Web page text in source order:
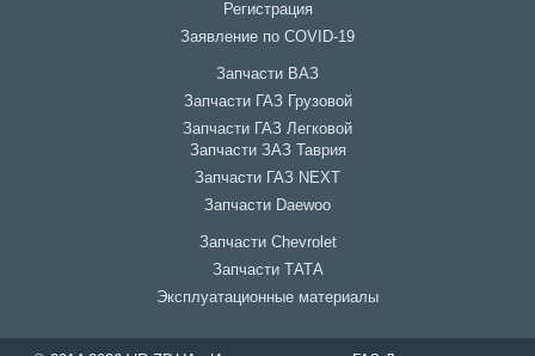
Регистрация
Заявление по COVID-19
Запчасти ВАЗ
Запчасти ГАЗ Грузовой
Запчасти ГАЗ Легковой
Запчасти ЗАЗ Таврия
Запчасти ГАЗ NEXT
Запчасти Daewoo
Запчасти Chevrolet
Запчасти ТАТА
Эксплуатационные материалы